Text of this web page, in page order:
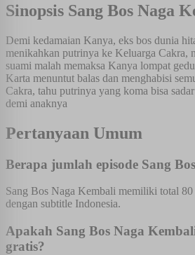
Sinopsis Sang Bos Naga
Demi kedamaian Kanya, eks bos dunia
menikahkan putrinya ke Keluarga Cakra,
suami malah memaksa Kanya lompat
Karta menuntut balas dan menghabisi
Cakra, tahu putrinya yang koma bisa
demi anaknya
Pertanyaan Umum
Berapa jumlah episode Sang
Sang Bos Naga Kembali memiliki total 80
dengan subtitle Indonesia.
Apakah Sang Bos Naga
gratis?